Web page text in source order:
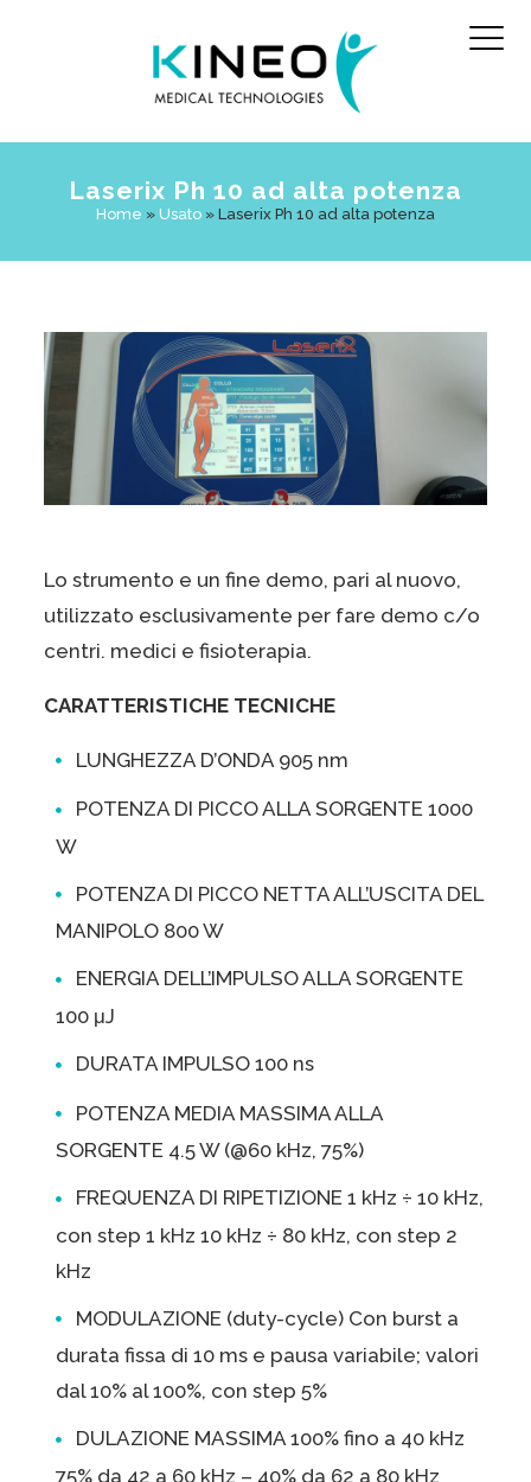
Laserix Ph 10 ad alta potenza
Home » Usato » Laserix Ph 10 ad alta potenza
Lo strumento e un fine demo, pari al nuovo,
utilizzato esclusivamente per fare demo c/o
centri. medici e fisioterapia.
CARATTERISTICHE TECNICHE
LUNGHEZZA D’ONDA 905 nm
POTENZA DI PICCO ALLA SORGENTE 1000
W
POTENZA DI PICCO NETTA ALL’USCITA DEL
MANIPOLO 800 W
ENERGIA DELL’IMPULSO ALLA SORGENTE
100 μJ
DURATA IMPULSO 100 ns
POTENZA MEDIA MASSIMA ALLA
SORGENTE 4.5 W (@60 kHz, 75%)
FREQUENZA DI RIPETIZIONE 1 kHz ÷ 10 kHz,
con step 1 kHz 10 kHz ÷ 80 kHz, con step 2
kHz
MODULAZIONE (duty-cycle) Con burst a
durata fissa di 10 ms e pausa variabile; valori
dal 10% al 100%, con step 5%
DULAZIONE MASSIMA 100% fino a 40 kHz
75% da 42 a 60 kHz – 40% da 62 a 80 kHz